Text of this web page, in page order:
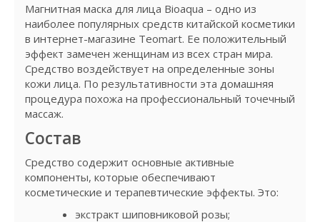
Магнитная маска для лица Bioaqua – одно из
наиболее популярных средств китайской косметики
в интернет-магазине Teomart. Ее положительный
эффект замечен женщинам из всех стран мира.
Средство воздействует на определенные зоны
кожи лица. По результативности эта домашняя
процедура похожа на профессиональный точечный
массаж.
Состав
Средство содержит основные активные
компоненты, которые обеспечивают
косметические и терапевтические эффекты. Это:
экстракт шиповниковой розы;